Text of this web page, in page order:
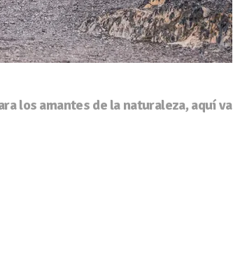
los amantes de la naturaleza, aquí va